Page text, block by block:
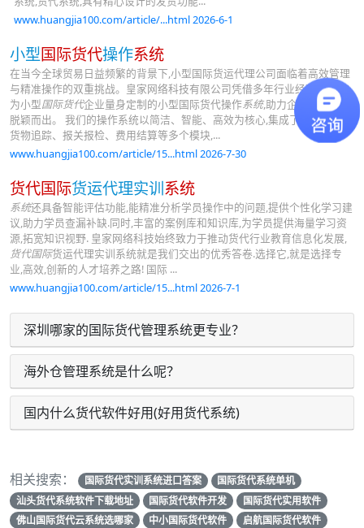
www.huangjia100.com/article/...html 2026-6-1
小型国际货代操作系统
在当今全球贸易日益频繁的背景下,小型国际货运代理公司面临着高效管理
与精准操作的双重挑战。皇家网络科技有限公司凭借多年行业经验,推出专
为小型国际货代企业量身定制的小型国际货代操作系统,助力企业在竞争中
脱颖而出。 我们的操作系统以简洁、智能、高效为核心,集成了订单管理、
货物追踪、报关报检、费用结算等多个模块,...
www.huangjia100.com/article/15...html 2026-7-30
货代国际货运代理实训系统
系统还具备智能评估功能,能精准分析学员操作中的问题,提供个性化学习建
议,助力学员查漏补缺.同时,丰富的案例库和知识库,为学员提供海量学习资
源,拓宽知识视野. 皇家网络科技始终致力于推动货代行业教育信息化发展,
货代国际货运代理实训系统就是我们交出的优秀答卷.选择它,就是选择专
业,高效,创新的人才培养之路! 国际 ...
www.huangjia100.com/article/15...html 2026-7-1
深圳哪家的国际货代管理系统更专业？
海外仓管理系统是什么呢？
国内什么货代软件好用(好用货代系统)
相关搜索： 国际货代实训系统进口答案
国际货代系统单机
汕头货代系统软件下载地址
国际货代软件开发
国际货代实用软件
佛山国际货代云系统选哪家
中小国际货代软件
启航国际货代软件